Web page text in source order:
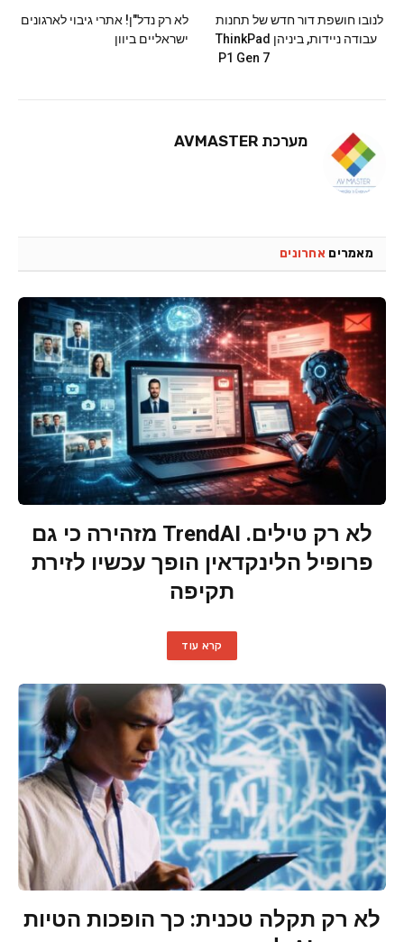
לנובו חושפת דור חדש של תחנות
עבודה ניידות, ביניהן ThinkPad
P1 Gen 7
לא רק נדל"ן! אתרי גיבוי לארגונים
ישראליים ביוון
מערכת AVMASTER
מאמרים אחרונים
לא רק טילים. TrendAI מזהירה כי גם
פרופיל הלינקדאין הופך עכשיו לזירת
תקיפה
קרא עוד
לא רק תקלה טכנית: כך הופכות הטיות